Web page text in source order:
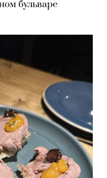
бульваре